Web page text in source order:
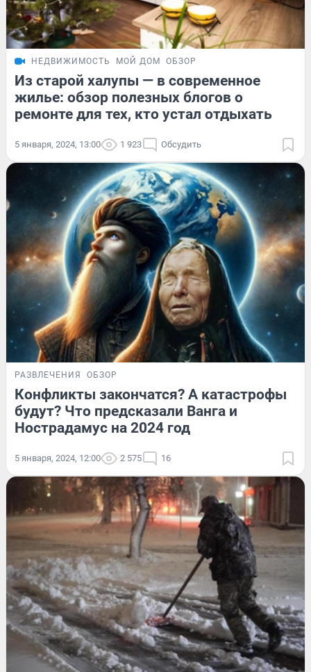
НЕДВИЖИМОСТЬ МОЙ ДОМ ОБЗОР
Из старой халупы — в современное
жилье: обзор полезных блогов о
ремонте для тех, кто устал отдыхать
5 января, 2024, 13:00 1 923 Обсудить
РАЗВЛЕЧЕНИЯ ОБЗОР
Конфликты закончатся? А катастрофы
будут? Что предсказали Ванга и
Нострадамус на 2024 год
5 января, 2024, 12:00 2 575 16